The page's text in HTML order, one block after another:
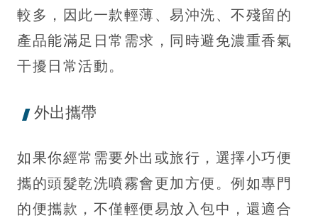
較多，因此一款輕薄、易沖洗、不殘留的
產品能滿足日常需求，同時避免濃重香氣
干擾日常活動。
外出攜帶
如果你經常需要外出或旅行，選擇小巧便
攜的頭髮乾洗噴霧會更加方便。例如專門
的便攜款，不僅輕便易放入包中，還適合